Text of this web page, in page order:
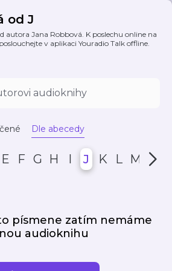
od J
autora Jana Robbová. K poslechu online na
v aplikaci Youradio Talk offline.
Dle abecedy
E F G H I J K L M N
písmene zatím nemáme
audioknihu